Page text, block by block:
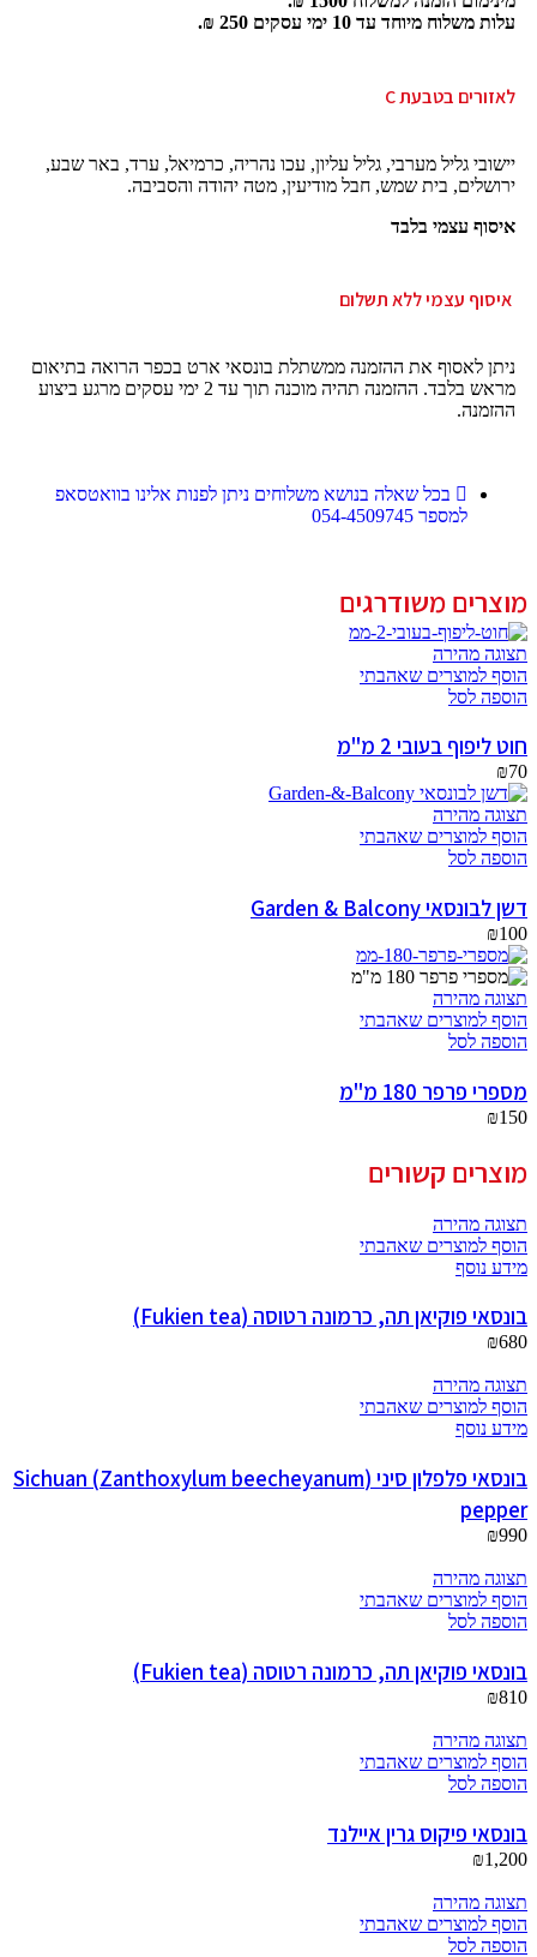
עלות משלוח מיוחד עד 10 ימי עסקים 250 ₪.
לאזורים בטבעת C
יישובי גליל מערבי, גליל עליון, עכו נהריה, כרמיאל, ערד, באר שבע,
ירושלים, בית שמש, חבל מודיעין, מטה יהודה והסביבה.
איסוף עצמי בלבד
איסוף עצמי ללא תשלום
ניתן לאסוף את ההזמנה ממשתלת בונסאי ארט בכפר הרואה בתיאום
מראש בלבד. ההזמנה תהיה מוכנה תוך עד 2 ימי עסקים מרגע ביצוע
ההזמנה.
בכל שאלה בנושא משלוחים ניתן לפנות אלינו בוואטסאפ
למספר 054-4509745
מוצרים משודרגים
תצוגה מהירה
הוסף למוצרים שאהבתי
הוספה לסל
חוט ליפוף בעובי 2 מ"מ
₪70
תצוגה מהירה
הוסף למוצרים שאהבתי
הוספה לסל
דשן לבונסאי Garden & Balcony
₪100
תצוגה מהירה
הוסף למוצרים שאהבתי
הוספה לסל
מספרי פרפר 180 מ"מ
₪150
מוצרים קשורים
תצוגה מהירה
הוסף למוצרים שאהבתי
מידע נוסף
בונסאי פוקיאן תה, כרמונה רטוסה (Fukien tea)
₪680
תצוגה מהירה
הוסף למוצרים שאהבתי
מידע נוסף
בונסאי פלפלון סיני (Zanthoxylum beecheyanum) Sichuan
pepper
₪990
תצוגה מהירה
הוסף למוצרים שאהבתי
הוספה לסל
בונסאי פוקיאן תה, כרמונה רטוסה (Fukien tea)
₪810
תצוגה מהירה
הוסף למוצרים שאהבתי
הוספה לסל
בונסאי פיקוס גרין איילנד
₪1,200
תצוגה מהירה
הוסף למוצרים שאהבתי
הוספה לסל